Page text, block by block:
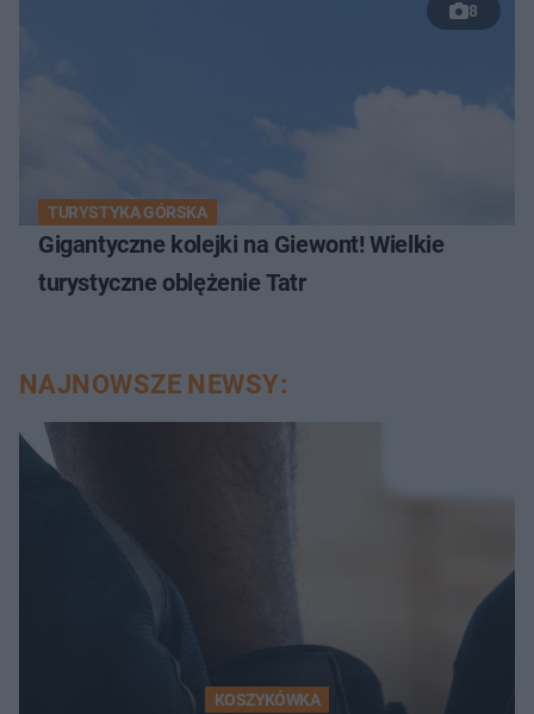
8
TURYSTYKA GÓRSKA
Gigantyczne kolejki na Giewont! Wielkie
turystyczne oblężenie Tatr
NAJNOWSZE NEWSY:
KOSZYKÓWKA